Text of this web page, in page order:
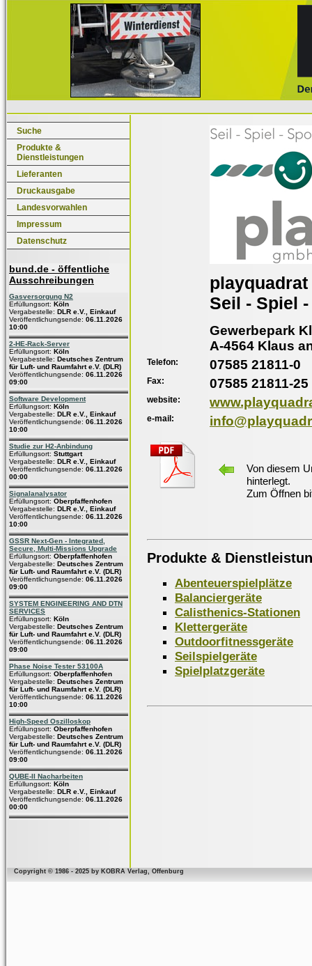
Suche
Produkte &
Dienstleistungen
Lieferanten
Druckausgabe
Landesvorwahlen
Impressum
Datenschutz
bund.de - öffentliche
Ausschreibungen
Gasversorgung N2
Erfüllungsort: Köln
Vergabestelle: DLR e.V., Einkauf
Veröffentlichungsende: 06.11.2026
10:00
2-HE-Rack-Server
Erfüllungsort: Köln
Vergabestelle: Deutsches Zentrum
für Luft- und Raumfahrt e.V. (DLR)
Veröffentlichungsende: 06.11.2026
09:00
Software Development
Erfüllungsort: Köln
Vergabestelle: DLR e.V., Einkauf
Veröffentlichungsende: 06.11.2026
10:00
Studie zur H2-Anbindung
Erfüllungsort: Stuttgart
Vergabestelle: DLR e.V., Einkauf
Veröffentlichungsende: 06.11.2026
00:00
Signalanalysator
Erfüllungsort: Oberpfaffenhofen
Vergabestelle: DLR e.V., Einkauf
Veröffentlichungsende: 06.11.2026
10:00
GSSR Next-Gen - Integrated,
Secure, Multi-Missions Upgrade
Erfüllungsort: Oberpfaffenhofen
Vergabestelle: Deutsches Zentrum
für Luft- und Raumfahrt e.V. (DLR)
Veröffentlichungsende: 06.11.2026
09:00
SYSTEM ENGINEERING AND DTN
SERVICES
Erfüllungsort: Köln
Vergabestelle: Deutsches Zentrum
für Luft- und Raumfahrt e.V. (DLR)
Veröffentlichungsende: 06.11.2026
09:00
Phase Noise Tester 53100A
Erfüllungsort: Oberpfaffenhofen
Vergabestelle: Deutsches Zentrum
für Luft- und Raumfahrt e.V. (DLR)
Veröffentlichungsende: 06.11.2026
10:00
High-Speed Oszilloskop
Erfüllungsort: Oberpfaffenhofen
Vergabestelle: Deutsches Zentrum
für Luft- und Raumfahrt e.V. (DLR)
Veröffentlichungsende: 06.11.2026
09:00
QUBE-II Nacharbeiten
Erfüllungsort: Köln
Vergabestelle: DLR e.V., Einkauf
Veröffentlichungsende: 06.11.2026
00:00
Seil - Spiel
Gewerbepark
A-4564 Klaus
Telefon: 07585 21811-0
Fax: 07585 21811-25
website:
e-mail:
Von diesem
hinterlegt.
Zum Öffnen
Produkte &
Abenteuerspielplätze
Balanciergeräte
Calisthenics-Stationen
Klettergeräte
Outdoorfitnessgeräte
Seilspielgeräte
Spielplatzgeräte
Copyright © 1986 - 2025 by KOBRA Verlag, Offenburg